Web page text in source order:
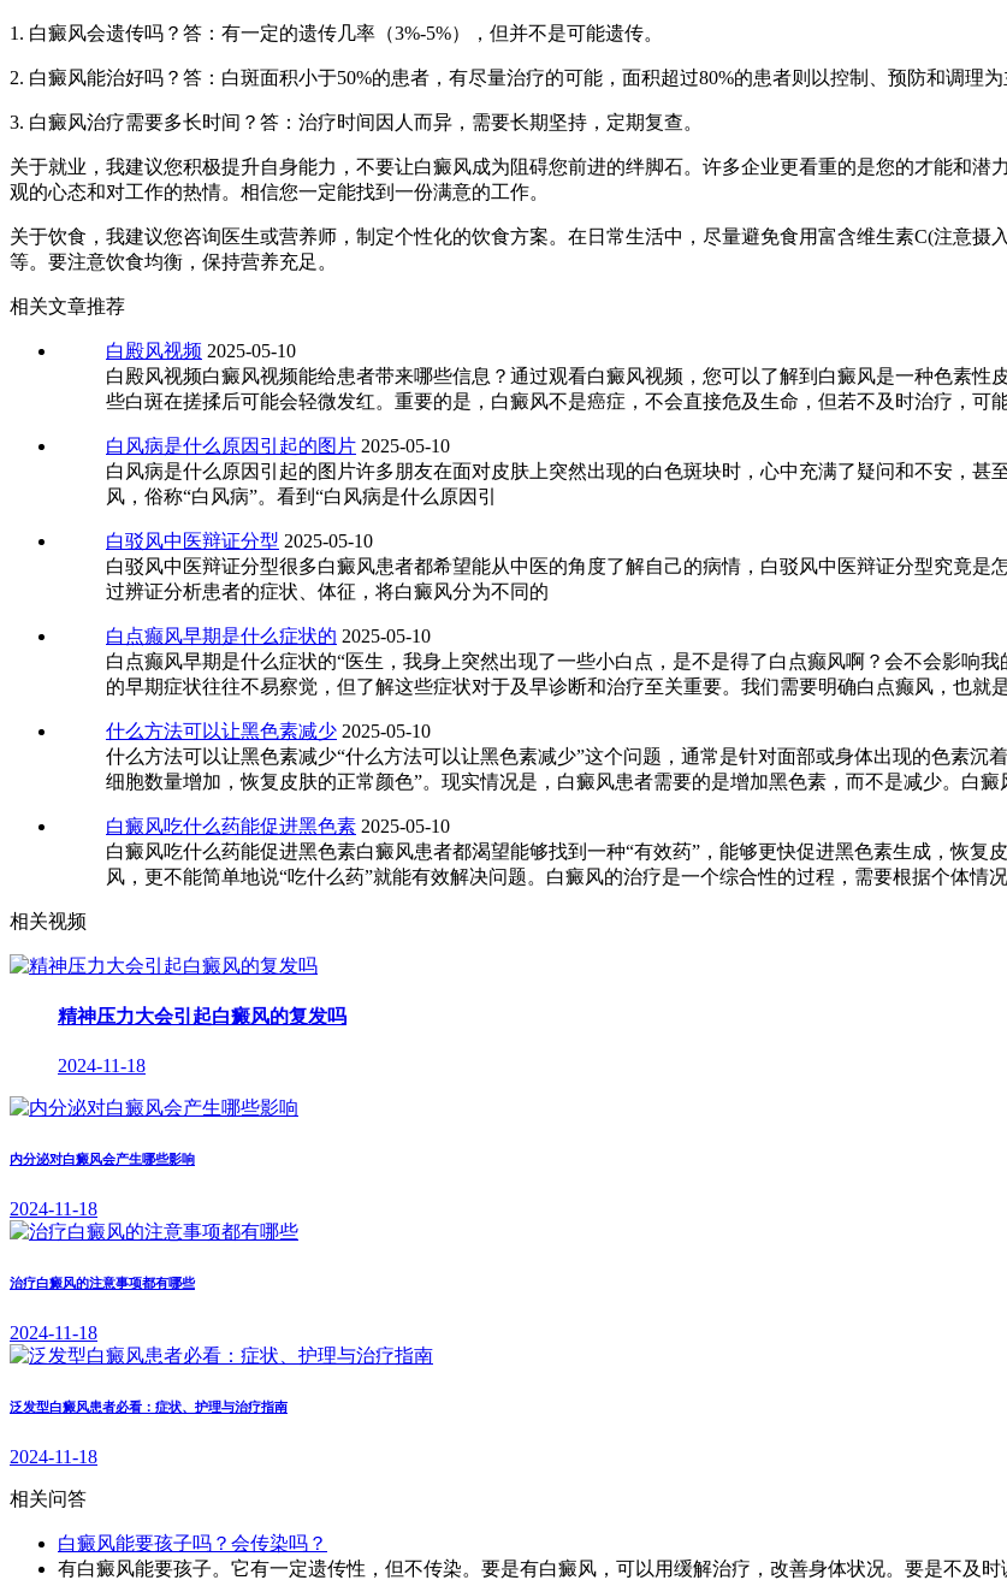
1. 白癜风会遗传吗？答：有一定的遗传几率（3%-5%），但并不是可能遗传。
2. 白癜风能治好吗？答：白斑面积小于50%的患者，有尽量治疗的可能，面积超过80%的患者则以控制、预防和调理为
3. 白癜风治疗需要多长时间？答：治疗时间因人而异，需要长期坚持，定期复查。
关于就业，我建议您积极提升自身能力，不要让白癜风成为阻碍您前进的绊脚石。许多企业更看重的是您的才能和
观的心态和对工作的热情。相信您一定能找到一份满意的工作。
关于饮食，我建议您咨询医生或营养师，制定个性化的饮食方案。在日常生活中，尽量避免食用富含维生素C(注意
等。要注意饮食均衡，保持营养充足。
相关文章推荐
白殿风视频 2025-05-10
白殿风视频白癜风视频能给患者带来哪些信息？通过观看白癜风视频，您可以了解到白癜风是一种色素
些白斑在搓揉后可能会轻微发红。重要的是，白癜风不是癌症，不会直接危及生命，但若不及时治疗，可
白风病是什么原因引起的图片 2025-05-10
白风病是什么原因引起的图片许多朋友在面对皮肤上突然出现的白色斑块时，心中充满了疑问和不安，
风，俗称“白风病”。看到“白风病是什么原因引
白驳风中医辩证分型 2025-05-10
白驳风中医辩证分型很多白癜风患者都希望能从中医的角度了解自己的病情，白驳风中医辩证分型究竟
过辨证分析患者的症状、体征，将白癜风分为不同的
白点癫风早期是什么症状的 2025-05-10
白点癫风早期是什么症状的“医生，我身上突然出现了一些小白点，是不是得了白点癫风啊？会不会影响
的早期症状往往不易察觉，但了解这些症状对于及早诊断和治疗至关重要。我们需要明确白点癫风，也就
什么方法可以让黑色素减少 2025-05-10
什么方法可以让黑色素减少“什么方法可以让黑色素减少”这个问题，通常是针对面部或身体出现的色素
细胞数量增加，恢复皮肤的正常颜色”。现实情况是，白癜风患者需要的是增加黑色素，而不是减少。白
白癜风吃什么药能促进黑色素 2025-05-10
白癜风吃什么药能促进黑色素白癜风患者都渴望能够找到一种“有效药”，能够更快促进黑色素生成，恢
风，更不能简单地说“吃什么药”就能有效解决问题。白癜风的治疗是一个综合性的过程，需要根据个体情
相关视频
精神压力大会引起白癜风的复发吗
2024-11-18
内分泌对白癜风会产生哪些影响
2024-11-18
治疗白癜风的注意事项都有哪些
2024-11-18
泛发型白癜风患者必看：症状、护理与治疗指南
2024-11-18
相关问答
白癜风能要孩子吗？会传染吗？
有白癜风能要孩子。它有一定遗传性，但不传染。要是有白癜风，可以用缓解治疗，改善身体状况。要是不及时